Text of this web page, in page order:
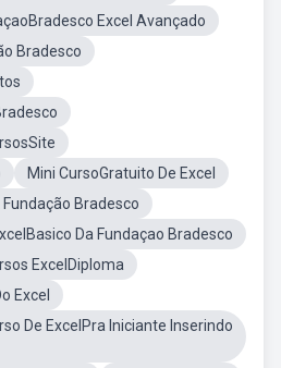
Excel Avançado
Bradesco
Mini CursoGratuito De Excel
Bradesco
Da Fundaçao Bradesco
ExcelDiploma
Excel
De ExcelPra Iniciante Inserindo